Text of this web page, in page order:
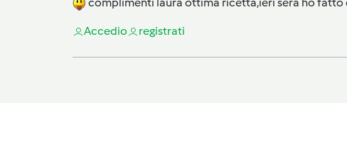
Accedio registrati